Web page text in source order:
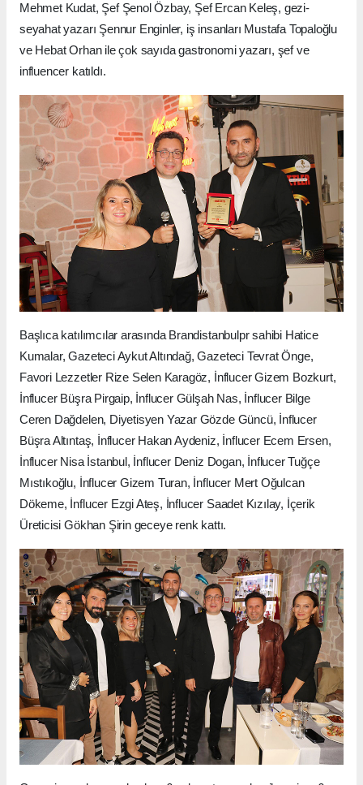
Mehmet Kudat, Şef Şenol Özbay, Şef Ercan Keleş, gezi-
seyahat yazarı Şennur Enginler, iş insanları Mustafa Topaloğlu
ve Hebat Orhan ile çok sayıda gastronomi yazarı, şef ve
influencer katıldı.
Başlıca katılımcılar arasında Brandistanbulpr sahibi Hatice
Kumalar, Gazeteci Aykut Altındağ, Gazeteci Tevrat Önge,
Favori Lezzetler Rize Selen Karagöz, İnflucer Gizem Bozkurt,
İnflucer Büşra Pirgaip, İnflucer Gülşah Nas, İnflucer Bilge
Ceren Dağdelen, Diyetisyen Yazar Gözde Güncü, İnflucer
Büşra Altıntaş, İnflucer Hakan Aydeniz, İnflucer Ecem Ersen,
İnflucer Nisa İstanbul, İnflucer Deniz Dogan, İnflucer Tuğçe
Mıstıkoğlu, İnflucer Gizem Turan, İnflucer Mert Oğulcan
Dökeme, İnflucer Ezgi Ateş, İnflucer Saadet Kızılay, İçerik
Üreticisi Gökhan Şirin geceye renk kattı.